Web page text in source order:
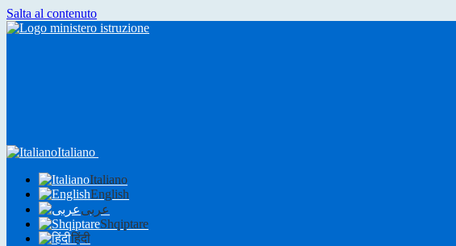
Salta al contenuto
Italiano
Italiano
English
عربى
Shqiptare
हिंदी